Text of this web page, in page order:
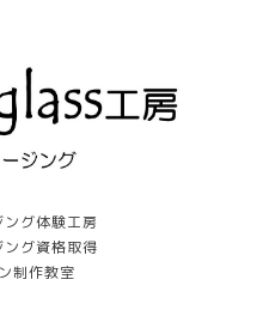
グ体験工房
グ資格取得
制作教室